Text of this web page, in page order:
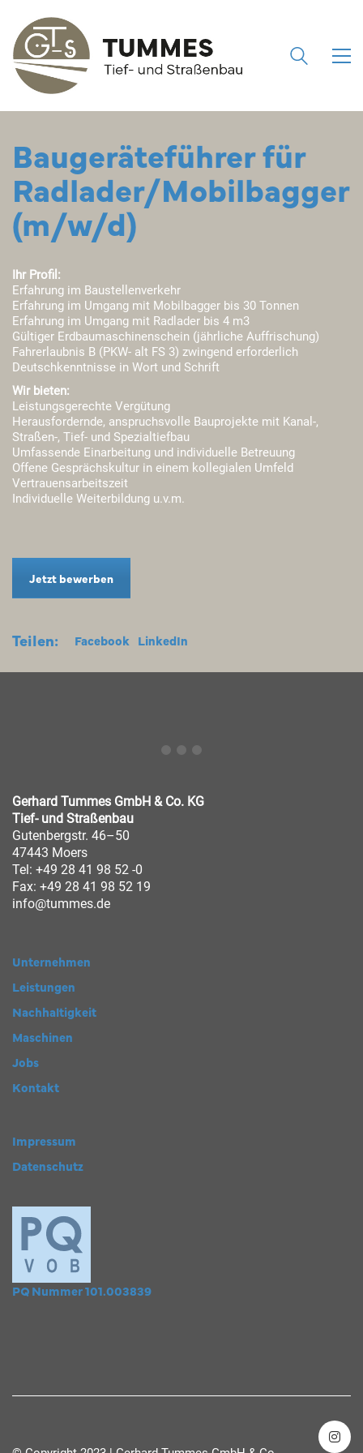
Baugeräteführer für
Radlader/Mobilbagger
(m/w/d)
Ihr Profil:
Erfahrung im Baustellenverkehr
Erfahrung im Umgang mit Mobilbagger bis 30 Tonnen
Erfahrung im Umgang mit Radlader bis 4 m3
Gültiger Erdbaumaschinenschein (jährliche Auffrischung)
Fahrerlaubnis B (PKW- alt FS 3) zwingend erforderlich
Deutschkenntnisse in Wort und Schrift
Wir bieten:
Leistungsgerechte Vergütung
Herausfordernde, anspruchsvolle Bauprojekte mit Kanal-,
Straßen-, Tief- und Spezialtiefbau
Umfassende Einarbeitung und individuelle Betreuung
Offene Gesprächskultur in einem kollegialen Umfeld
Vertrauensarbeitszeit
Individuelle Weiterbildung u.v.m.
Jetzt bewerben
Teilen: Facebook LinkedIn
Gerhard Tummes GmbH & Co. KG
Tief- und Straßenbau
Gutenbergstr. 46–50
47443 Moers
Tel: +49 28 41 98 52 -0
Fax: +49 28 41 98 52 19
info@tummes.de
Unternehmen
Leistungen
Nachhaltigkeit
Maschinen
Jobs
Kontakt
Impressum
Datenschutz
PQ Nummer 101.003839